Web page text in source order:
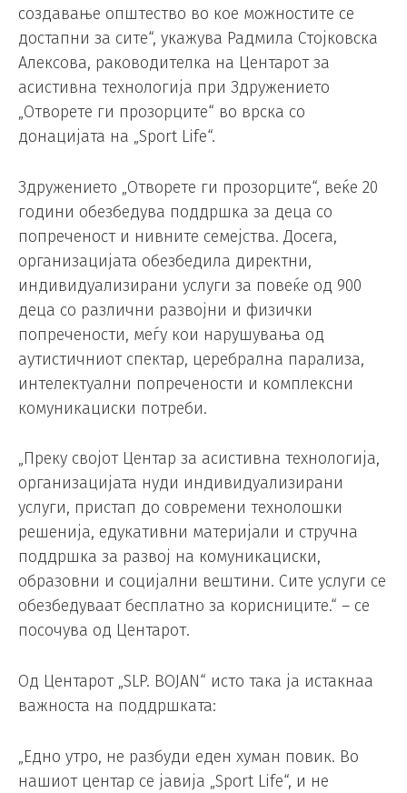
создавање општество во кое можностите се
достапни за сите“, укажува Радмила Стојковска
Алексова, раководителка на Центарот за
асистивна технологија при Здружението
„Отворете ги прозорците“ во врска со
донацијата на „Sport Life“.
Здружението „Отворете ги прозорците“, веќе 20
години обезбедува поддршка за деца со
попреченост и нивните семејства. Досега,
организацијата обезбедила директни,
индивидуализирани услуги за повеќе од 900
деца со различни развојни и физички
попречености, меѓу кои нарушувања од
аутистичниот спектар, церебрална парализа,
интелектуални попречености и комплексни
комуникациски потреби.
„Преку својот Центар за асистивна технологија,
организацијата нуди индивидуализирани
услуги, пристап до современи технолошки
решенија, едукативни материјали и стручна
поддршка за развој на комуникациски,
образовни и социјални вештини. Сите услуги се
обезбедуваат бесплатно за корисниците.“ – се
посочува од Центарот.
Од Центарот „SLP. BOJAN“ исто така ја истакнаа
важноста на поддршката:
„Едно утро, не разбуди еден хуман повик. Во
нашиот центар се јавија „Sport Life“, и не